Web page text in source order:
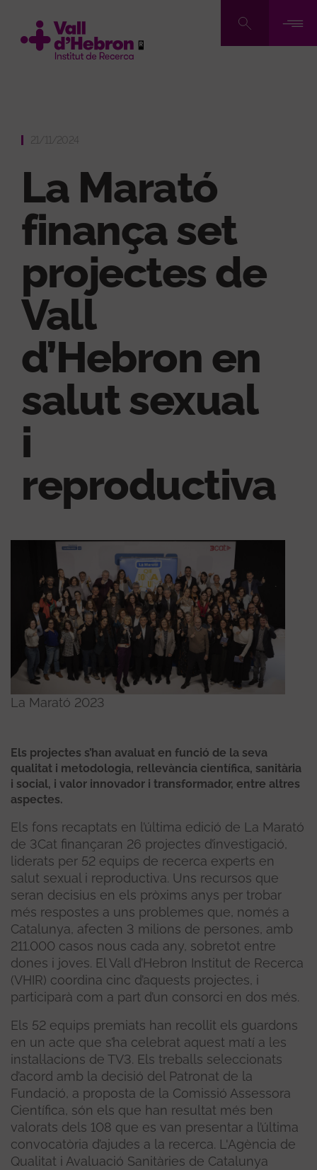
contingut
21/11/2024
La Marató
finança set
projectes de
Vall
d’Hebron en
salut sexual
i
reproductiva
La Marató 2023
Els projectes s’han avaluat en funció de la seva
qualitat i metodologia, rellevància científica, sanitària
i social, i valor innovador i transformador, entre altres
aspectes.
Els fons recaptats en l’última edició de La Marató
de 3Cat finançaran 26 projectes d’investigació,
liderats per 52 equips de recerca experts en
salut sexual i reproductiva. Uns recursos que
seran decisius en els pròxims anys per trobar
més respostes a uns problemes que, només a
Catalunya, afecten 3 milions de persones, amb
211.000 casos nous cada any, sobretot entre
dones i joves. El Vall d’Hebron Institut de Recerca
(VHIR) coordina cinc d’aquests projectes, i
participarà com a part d’un consorci en dos més.
Els 52 equips premiats han recollit els guardons
en un acte que s’ha celebrat aquest matí a les
instal·lacions de TV3. Els treballs seleccionats
d’acord amb la decisió del Patronat de la
Fundació, a proposta de la Comissió Assessora
Científica, són els que han resultat més ben
valorats dels 108 que es van presentar a l’última
convocatòria d’ajudes a la recerca. L'Agència de
Qualitat i Avaluació Sanitàries de Catalunya